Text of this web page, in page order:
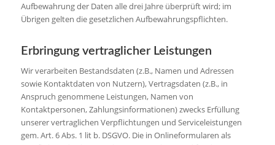
Aufbewahrung der Daten alle drei Jahre überprüft wird; im
Übrigen gelten die gesetzlichen Aufbewahrungspflichten.
Erbringung vertraglicher Leistungen
Wir verarbeiten Bestandsdaten (z.B., Namen und Adressen
sowie Kontaktdaten von Nutzern), Vertragsdaten (z.B., in
Anspruch genommene Leistungen, Namen von
Kontaktpersonen, Zahlungsinformationen) zwecks Erfüllung
unserer vertraglichen Verpflichtungen und Serviceleistungen
gem. Art. 6 Abs. 1 lit b. DSGVO. Die in Onlineformularen als